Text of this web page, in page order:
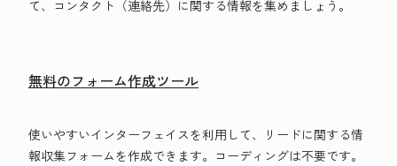
て、コンタクト（連絡先）に関する情報を集めましょう。
無料のフォーム作成ツール
使いやすいインターフェイスを利用して、リードに関する情
報収集フォームを作成できます。コーディングは不要です。